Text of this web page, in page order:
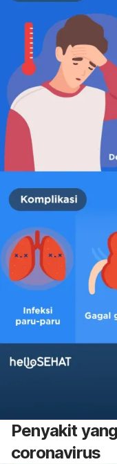
Penyakit
coronavirus